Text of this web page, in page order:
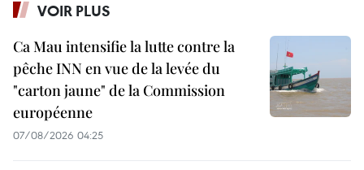
VOIR PLUS
Ca Mau intensifie la lutte contre la
pêche INN en vue de la levée du
"carton jaune" de la Commission
européenne
07/08/2026 04:25